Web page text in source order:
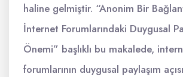
haline gelmiştir. “Anonim Bir
İnternet Forumlarındaki Duygusal
Önemi” başlıklı bu makalede,
forumlarının duygusal paylaşım